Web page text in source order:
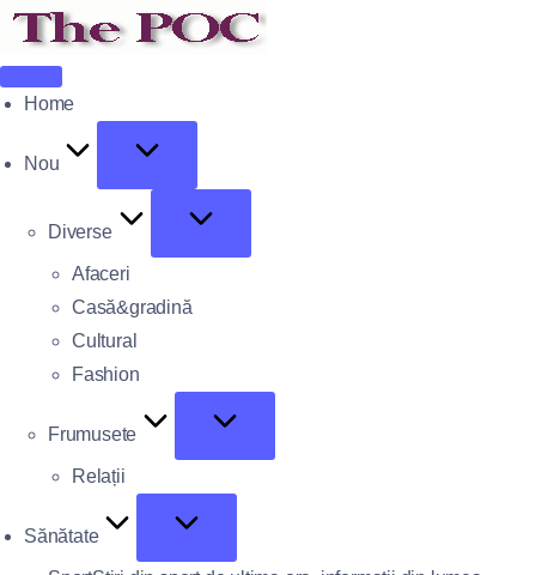
Home
Nou
Diverse
Afaceri
Casă&gradină
Cultural
Fashion
Frumusete
Relații
Sănătate